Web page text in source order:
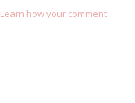
Learn how your comment